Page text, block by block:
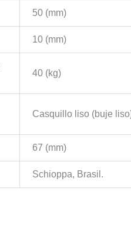
50 (mm)
10 (mm)
40 (kg)
Casquillo liso (buje
67 (mm)
Schioppa, Brasil.